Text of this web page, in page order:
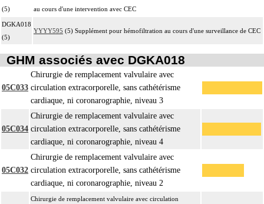
(5)
au cours d'une intervention avec CEC
DGKA018
(5)
YYYY595 (5) Supplément pour hémofiltration au cours d'une surveillance de CEC
GHM associés avec DGKA018
05C033
Chirurgie de remplacement valvulaire avec
circulation extracorporelle, sans cathétérisme
cardiaque, ni coronarographie, niveau 3
05C034
Chirurgie de remplacement valvulaire avec
circulation extracorporelle, sans cathétérisme
cardiaque, ni coronarographie, niveau 4
05C032
Chirurgie de remplacement valvulaire avec
circulation extracorporelle, sans cathétérisme
cardiaque, ni coronarographie, niveau 2
Chirurgie de remplacement valvulaire avec circulation